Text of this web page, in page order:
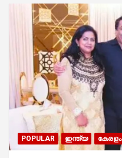
POPULAR ഇന്ത്യ കേരളം